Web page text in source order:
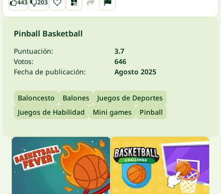
443 203
Pinball Basketball
Puntuación:
3.7
Votos:
646
Fecha de publicación:
Agosto 2025
Baloncesto Balones
Juegos de Deportes
Juegos de Habilidad
Mini games Pinball